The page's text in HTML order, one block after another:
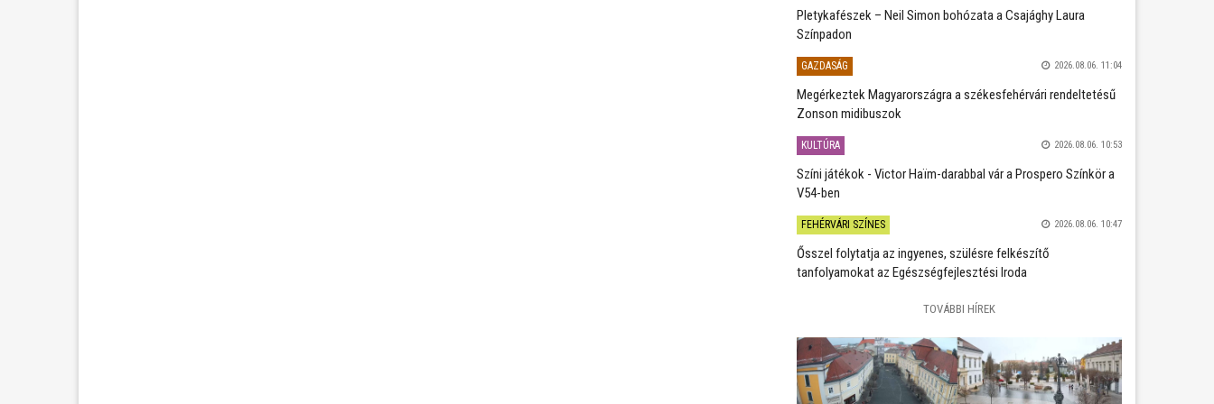
Pletykafészek – Neil Simon bohózata a Csajághy Laura
Színpadon
GAZDASÁG 2026.08.06. 11:04
Megérkeztek Magyarországra a székesfehérvári rendeltetésű
Zonson midibuszok
KULTÚRA 2026.08.06. 10:53
Színi játékok - Victor Haïm-darabbal vár a Prospero Színkör a
V54-ben
FEHÉRVÁRI SZÍNES 2026.08.06. 10:47
Ősszel folytatja az ingyenes, szülésre felkészítő
tanfolyamokat az Egészségfejlesztési Iroda
TOVÁBBI HÍREK